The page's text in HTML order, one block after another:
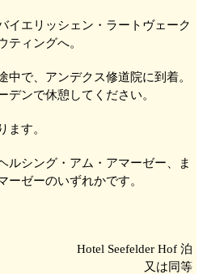
イエリッシェン・ラートヴェーク
ティングへ。
中で、アンデクス修道院に到着。
デンで休憩してください。
ます。
ルシング・アム・アマーゼー 、ま
ーゼーのいずれかです。
Hotel Seefelder Hof 泊
又は同等